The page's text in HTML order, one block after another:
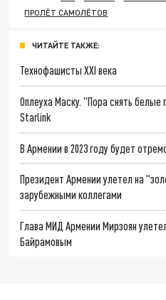
ПРОЛЁТ САМОЛЁТОВ
ЧИТАЙТЕ ТАКЖЕ:
Технофашисты XXI века
Оплеуха Маску. "Пора снять белые
Starlink
В Армении в 2023 году будет
Президент Армении улетел на
зарубежными коллегами
Глава МИД Армении Мирзоян
Байрамовым